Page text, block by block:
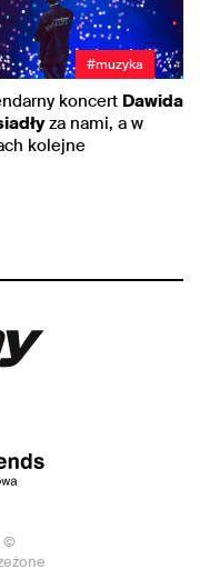
#muzyka
koncert Dawida
za nami, a w
kolejne
©